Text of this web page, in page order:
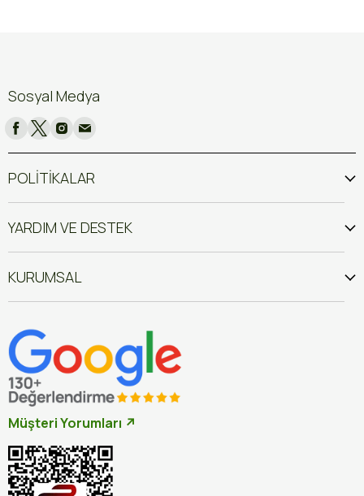
Sosyal Medya
POLİTİKALAR
YARDIM VE DESTEK
KURUMSAL
Müşteri Yorumları ↗